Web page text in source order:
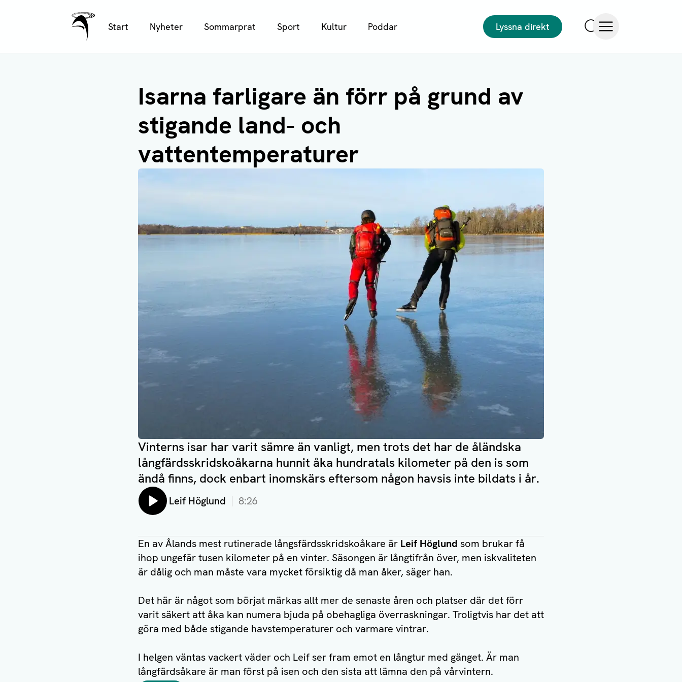
Ålands Radio & TV
Start Nyheter Sommarprat Sport Kultur Poddar
Lyssna direkt
Isarna farligare än förr på grund av
stigande land- och
vattentemperaturer
Vinterns isar har varit sämre än vanligt, men trots det har de åländska
långfärdsskridskoåkarna hunnit åka hundratals kilometer på den is som
ändå finns, dock enbart inomskärs eftersom någon havsis inte bildats i år.
Lyssna på:
Leif Höglund 8:26
En av Ålands mest rutinerade långsfärdsskridskoåkare är Leif Höglund som brukar få
ihop ungefär tusen kilometer på en vinter. Säsongen är långtifrån över, men iskvaliteten
är dålig och man måste vara mycket försiktig då man åker, säger han.
Det här är något som börjat märkas allt mer de senaste åren och platser där det förr
varit säkert att åka kan numera bjuda på obehagliga överraskningar. Troligtvis har det att
göra med både stigande havstemperaturer och varmare vintrar.
I helgen väntas vackert väder och Leif ser fram emot en långtur med gänget. Är man
långfärdsåkare är man först på isen och den sista att lämna den på vårvintern.